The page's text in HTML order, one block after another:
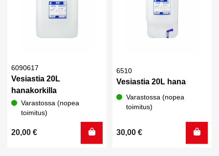
6090617
Vesiastia 20L
hanakorkilla
Varastossa (nopea
toimitus)
20,00 €
6510
Vesiastia 20L hana
Varastossa (nopea
toimitus)
30,00 €